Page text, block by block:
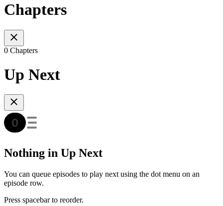
Chapters
0 Chapters
Up Next
Nothing in Up Next
You can queue episodes to play next using the dot menu on an
episode row.
Press spacebar to reorder.